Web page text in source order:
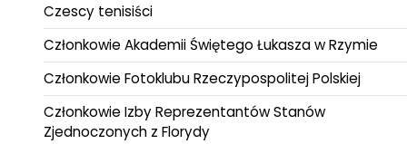
Czescy tenisiści
Członkowie Akademii Świętego Łukasza w Rzymie
Członkowie Fotoklubu Rzeczypospolitej Polskiej
Członkowie Izby Reprezentantów Stanów
Zjednoczonych z Florydy